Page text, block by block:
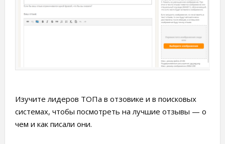
Изучите лидеров ТОПа в отзовике и в поисковых
системах, чтобы посмотреть на лучшие отзывы — о
чем и как писали они.